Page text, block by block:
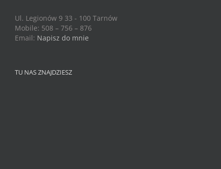
Ul. Legionów 9 33 - 100 Tarnów
Mobile: 508 – 756 – 876
Email: Napisz do mnie
TU NAS ZNAJDZIESZ